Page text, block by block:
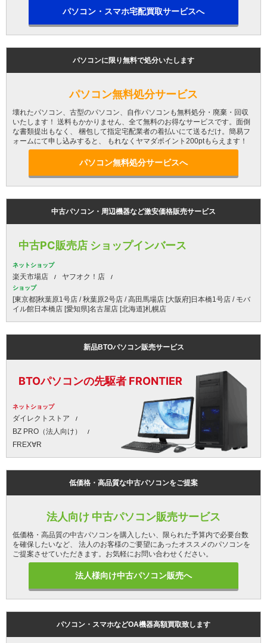
パソコン・スマホ宅配買取サービスへ
パソコンに限り無料で処分いたします
パソコン無料処分サービス
壊れたパソコン、古型のパソコン、自作パソコンも無料処分・廃棄・回収
いたします！ 送料もかかりません、全て無料のお得なサービスです。面倒
な書類提出もなく、 梱包して指定宅配業者の着払いにて送るだけ。簡易フ
ォームにて申し込みすると、 もれなくヤマダポイント200ptもらえます！
パソコン無料処分サービスへ
中古パソコン・周辺機器など激安価格販売サービス
中古PC販売店 ショップインバース
ネットショップ
楽天市場店 ヤフオク！店
ショップ
[東京都]秋葉原1号店 / 秋葉原2号店 / 高田馬場店 [大阪府]日本橋1号店 / モバ
イル館日本橋店 [愛知県]名古屋店 [北海道]札幌店
新品BTOパソコン販売サービス
BTOパソコンの先駆者 FRONTIER
ネットショップ
ダイレクトストア
BZ PRO（法人向け）
FREX∀R
低価格・高品質な中古パソコンをご提案
法人向け 中古パソコン販売サービス
低価格・高品質の中古パソコンを購入したい、限られた予算内で必要台数
を確保したいなど、 法人のお客様のご要望にあったオススメのパソコンを
ご提案させていただきます。お気軽にお問い合わせください。
法人様向け中古パソコン販売へ
パソコン・スマホなどOA機器高額買取致します